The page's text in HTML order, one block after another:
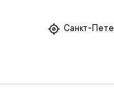
Санкт-